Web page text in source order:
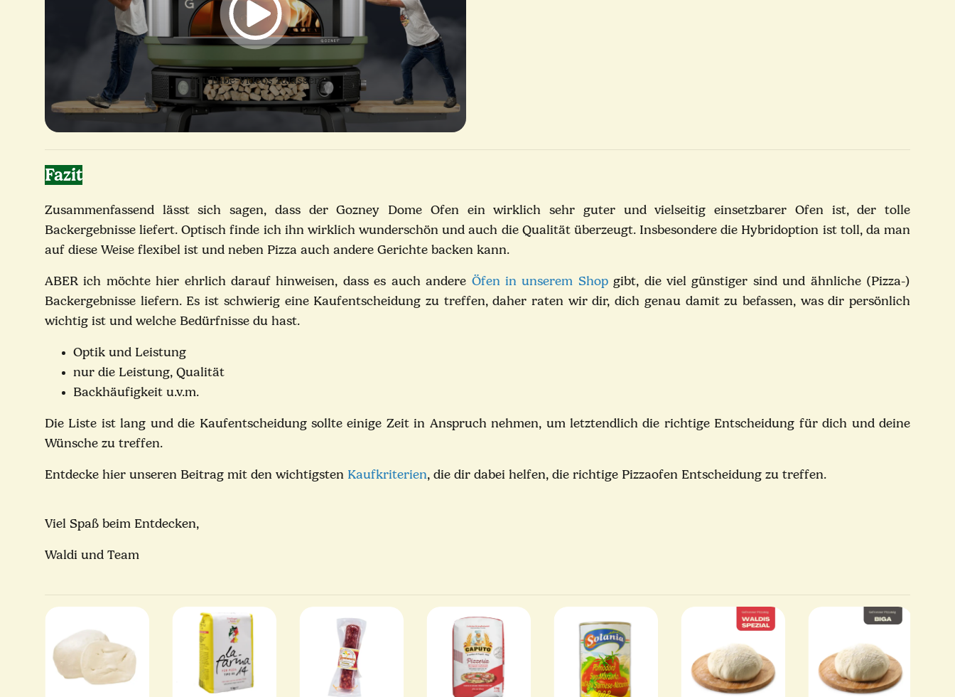
YouTube-Videos zulassen
Fazit
Zusammenfassend lässt sich sagen, dass der Gozney Dome Ofen ein wirklich sehr guter und vielseitig einsetzbarer Ofen ist, der tolle
Backergebnisse liefert. Optisch finde ich ihn wirklich wunderschön und auch die Qualität überzeugt. Insbesondere die Hybridoption ist toll, da man
auf diese Weise flexibel ist und neben Pizza auch andere Gerichte backen kann.
ABER ich möchte hier ehrlich darauf hinweisen, dass es auch andere Öfen in unserem Shopgibt, die viel günstiger sind und ähnliche (Pizza-)
Backergebnisse liefern. Es ist schwierig eine Kaufentscheidung zu treffen, daher raten wir dir, dich genau damit zu befassen, was dir persönlich
wichtig ist und welche Bedürfnisse du hast.
Optik und Leistung
nur die Leistung, Qualität
Backhäufigkeit u.v.m.
Die Liste ist lang und die Kaufentscheidung sollte einige Zeit in Anspruch nehmen, um letztendlich die richtige Entscheidung für dich und deine
Wünsche zu treffen.
Entdecke hier unseren Beitrag mit den wichtigsten Kaufkriterien, die dir dabei helfen, die richtige Pizzaofen Entscheidung zu treffen.
Viel Spaß beim Entdecken,
Waldi und Team